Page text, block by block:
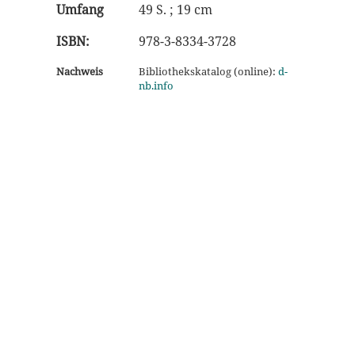
Umfang
49 S. ; 19 cm
ISBN:
978-3-8334-3728
Nachweis Bibliothekskatalog (online): d-
nb.info